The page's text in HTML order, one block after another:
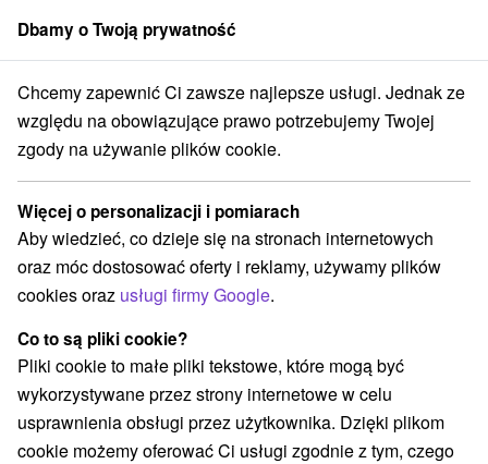
członek grupySorger
Slovensko Trenčiansky kraj Bojnice Uzdrowisko Bojnice
Specjalne oferty - Dom
uzdrowiskowy Lysec Bojnice
Uzdrowisko Bojnice Bojnice
Przejdź do lokalizacji
O ZAKWATEROWANIU
O UZDROWISKU
SPECJALNE OFERTY
MIESZKANIE OPINIE
Dbamy o Twoją prywatność
Chcemy zapewnić Ci zawsze najlepsze usługi. Jednak ze
względu na obowiązujące prawo potrzebujemy Twojej
zgody na używanie plików cookie.
Więcej o personalizacji i pomiarach
Aby wiedzieć, co dzieje się na stronach internetowych
oraz móc dostosować oferty i reklamy, używamy plików
cookies oraz usługi firmy Google.
Co to są pliki cookie?
Pliki cookie to małe pliki tekstowe, które mogą być
wykorzystywane przez strony internetowe w celu
usprawnienia obsługi przez użytkownika. Dzięki plikom
cookie możemy oferować Ci usługi zgodnie z tym, czego